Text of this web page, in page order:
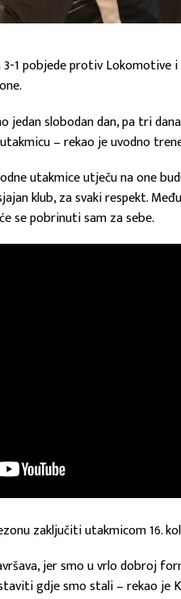
1 pobjede protiv
jedan slobodan dan, pa tri
– rekao je uvodno
utakmice utječu na one
klub, za svaki respekt.
se pobrinuti sam za sebe.
zaključiti utakmicom 16.
jer smo u vrlo dobroj
gdje smo stali – rekao je